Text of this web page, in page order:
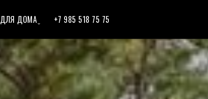
ДЛЯ ДОМА ̬ +7 985 518 75 75